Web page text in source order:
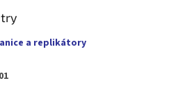
a replikátory